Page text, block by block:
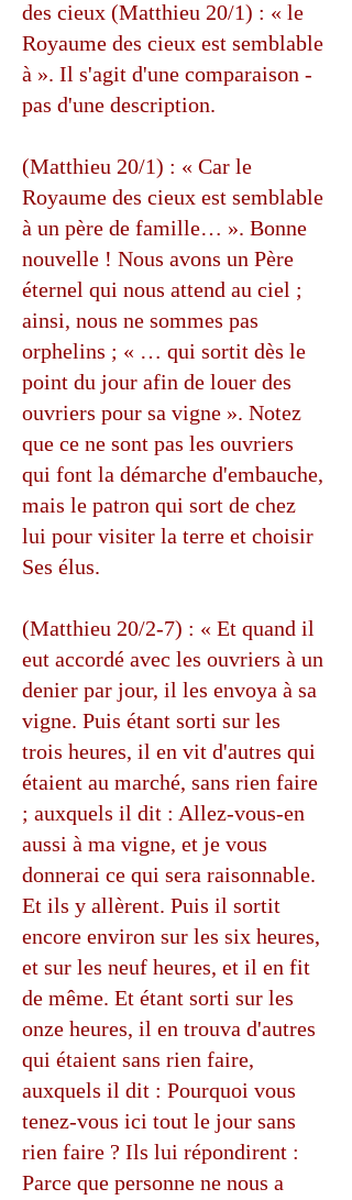
des cieux (Matthieu 20/1) : « le
Royaume des cieux est semblable
à ». Il s'agit d'une comparaison -
pas d'une description.
(Matthieu 20/1) : « Car le
Royaume des cieux est semblable
à un père de famille… ». Bonne
nouvelle ! Nous avons un Père
éternel qui nous attend au ciel ;
ainsi, nous ne sommes pas
orphelins ; « … qui sortit dès le
point du jour afin de louer des
ouvriers pour sa vigne ». Notez
que ce ne sont pas les ouvriers
qui font la démarche d'embauche,
mais le patron qui sort de chez
lui pour visiter la terre et choisir
Ses élus.
(Matthieu 20/2-7) : « Et quand il
eut accordé avec les ouvriers à un
denier par jour, il les envoya à sa
vigne. Puis étant sorti sur les
trois heures, il en vit d'autres qui
étaient au marché, sans rien faire
; auxquels il dit : Allez-vous-en
aussi à ma vigne, et je vous
donnerai ce qui sera raisonnable.
Et ils y allèrent. Puis il sortit
encore environ sur les six heures,
et sur les neuf heures, et il en fit
de même. Et étant sorti sur les
onze heures, il en trouva d'autres
qui étaient sans rien faire,
auxquels il dit : Pourquoi vous
tenez-vous ici tout le jour sans
rien faire ? Ils lui répondirent :
Parce que personne ne nous a